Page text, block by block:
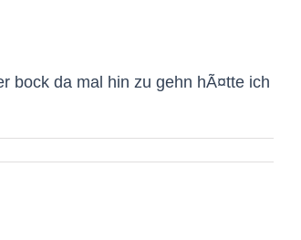
bock da mal hin zu gehn hÃ¤tte ich